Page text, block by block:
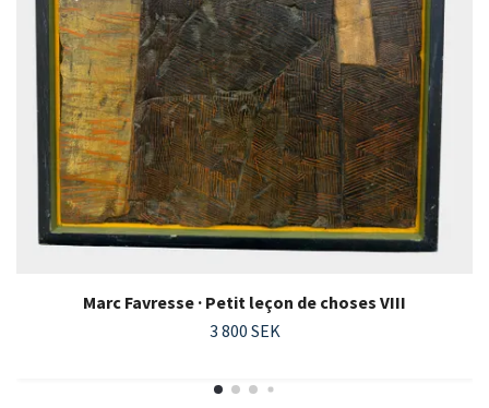
Marc Favresse · Petit leçon de choses VIII
3 800 SEK